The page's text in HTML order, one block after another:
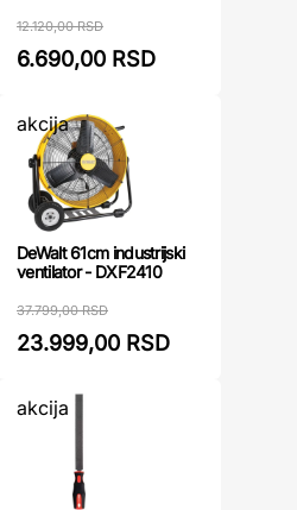
12.120,00 RSD
6.690,00 RSD
akcija
DeWalt 61cm industrijski
ventilator - DXF2410
37.799,00 RSD
23.999,00 RSD
akcija